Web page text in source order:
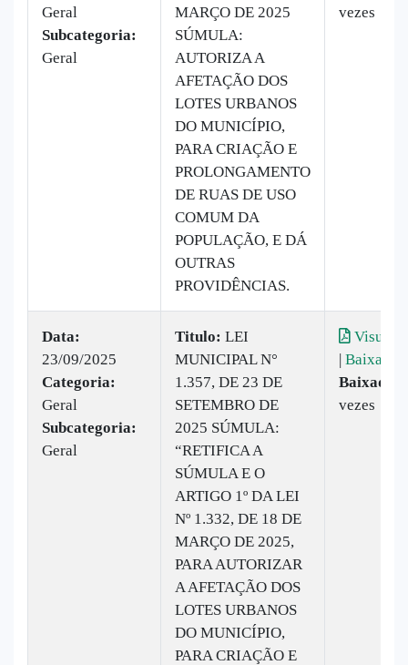
Geral
Subcategoria:
Geral
MARÇO DE 2025
SÚMULA:
AUTORIZA A
AFETAÇÃO DOS
LOTES URBANOS
DO MUNICÍPIO,
PARA CRIAÇÃO E
PROLONGAMENTO
DE RUAS DE USO
COMUM DA
POPULAÇÃO, E DÁ
OUTRAS
PROVIDÊNCIAS.
vezes
Data:
23/09/2025
Categoria:
Geral
Subcategoria:
Geral
Titulo: LEI
MUNICIPAL N°
1.357, DE 23 DE
SETEMBRO DE
2025 SÚMULA:
“RETIFICA A
SÚMULA E O
ARTIGO 1º DA LEI
Nº 1.332, DE 18 DE
MARÇO DE 2025,
PARA AUTORIZAR
A AFETAÇÃO DOS
LOTES URBANOS
DO MUNICÍPIO,
PARA CRIAÇÃO E
| Baixar
Baixado:
vezes